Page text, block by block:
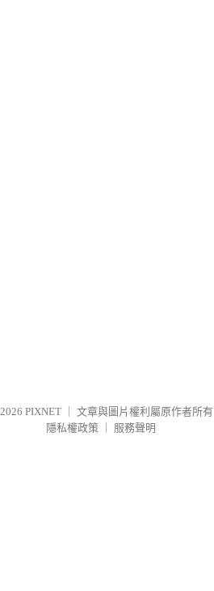
PIXNET
文章與圖片權利屬原作者所有
隱私權政策
服務聲明